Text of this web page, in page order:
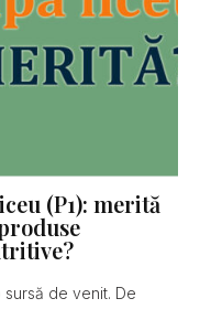
(P1): merită
de venit. De